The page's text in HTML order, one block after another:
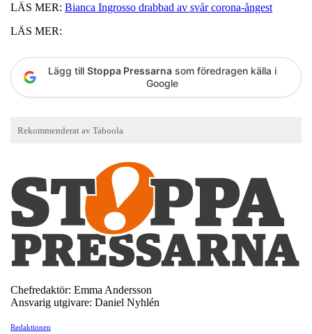
LÄS MER: Bianca Ingrosso drabbad av svår corona-ångest
LÄS MER:
Lägg till Stoppa Pressarna som föredragen källa i
Google
Chefredaktör: Emma Andersson
Ansvarig utgivare: Daniel Nyhlén
Redaktionen